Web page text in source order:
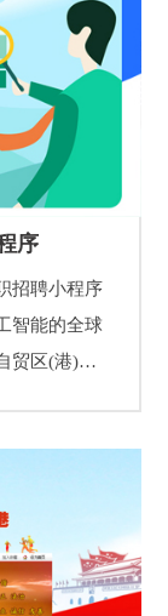
群众搭建互
升海南省妇
序
招聘小程序
智能的全球
贸区(港)的